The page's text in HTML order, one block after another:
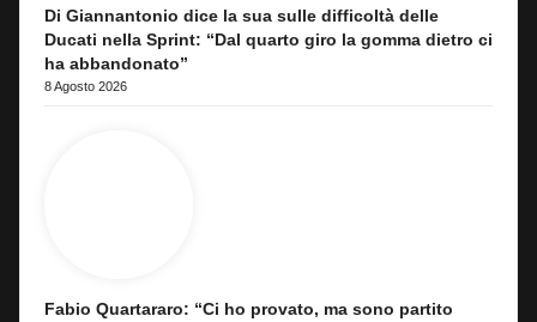
Di Giannantonio dice la sua sulle difficoltà delle
Ducati nella Sprint: “Dal quarto giro la gomma dietro ci
ha abbandonato”
8 Agosto 2026
Fabio Quartararo: “Ci ho provato, ma sono partito